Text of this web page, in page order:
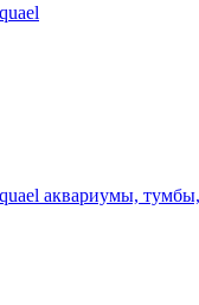
аквариумы,